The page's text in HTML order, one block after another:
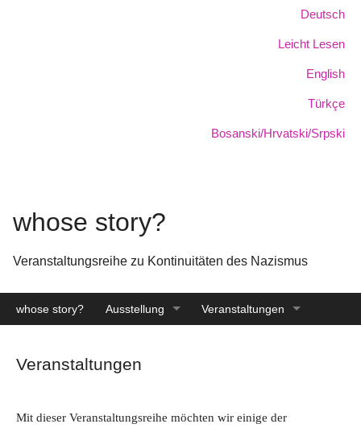
Deutsch
Leicht Lesen
English
Türkçe
Bosanski/Hrvatski/Srpski
whose story?
Veranstaltungsreihe zu Kontinuitäten des Nazismus
whose story? Ausstellung Veranstaltungen
Veranstaltungen
Mit dieser Veranstaltungsreihe möchten wir einige der